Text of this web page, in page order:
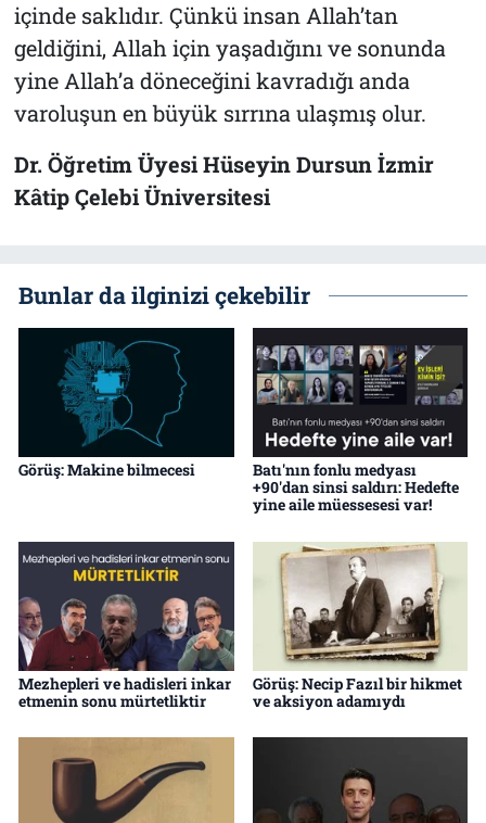
içinde saklıdır. Çünkü insan Allah’tan
geldiğini, Allah için yaşadığını ve sonunda
yine Allah’a döneceğini kavradığı anda
varoluşun en büyük sırrına ulaşmış olur.
Dr. Öğretim Üyesi Hüseyin Dursun İzmir
Kâtip Çelebi Üniversitesi
Bunlar da ilginizi çekebilir
Görüş: Makine bilmecesi
Batı'nın fonlu medyası
+90'dan sinsi saldırı: Hedefte
yine aile müessesesi var!
Mezhepleri ve hadisleri inkar
etmenin sonu mürtetliktir
Görüş: Necip Fazıl bir hikmet
ve aksiyon adamıydı